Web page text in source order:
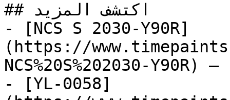
## اكتشف المزيد
- [NCS S 2030-Y90R]
(https://
NCS%20S%202030-Y90R)
- [YL-0058]